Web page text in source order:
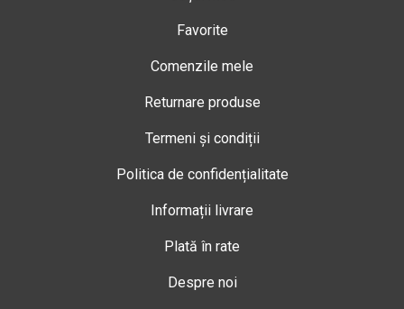
Favorite
Comenzile mele
Returnare produse
Termeni și condiții
Politica de confidențialitate
Informații livrare
Plată în rate
Despre noi